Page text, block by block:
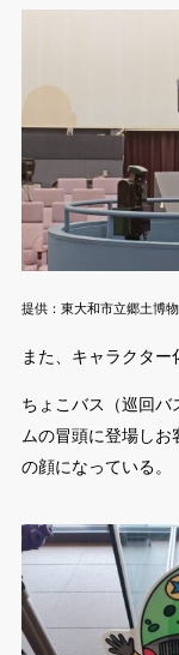
提供：東大和市立郷土博
また、キャラクター
ちょこバス（巡回バ
ムの冒頭に登場しお
の顔になっている。